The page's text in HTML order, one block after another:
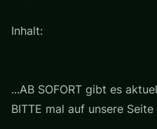
Inhalt:
...AB SOFORT gibt es
BITTE mal auf unsere